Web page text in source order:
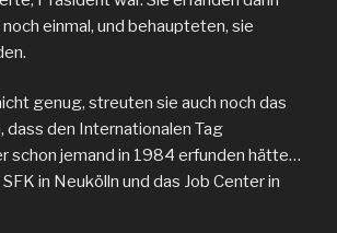
einmal, und behaupteten, sie
genug, streuten sie auch noch das
dass den Internationalen Tag
schon jemand in 1984 erfunden hätte…
in Neukölln und das Job Center in